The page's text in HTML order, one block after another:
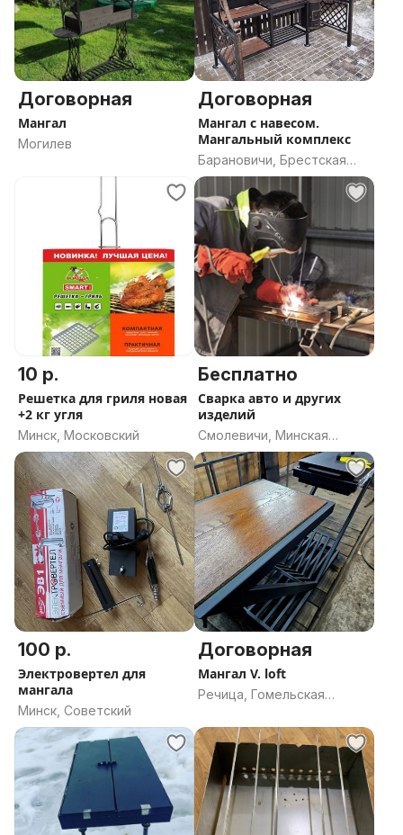
Договорная
Мангал
Могилев
Договорная
Мангал с навесом.
Мангальный комплекс
Барановичи, Брестская
область
10 р.
Решетка для гриля новая
+2 кг угля
Минск, Московский
Бесплатно
Сварка авто и других
изделий
Смолевичи, Минская
область
100 р.
Электровертел для
мангала
Минск, Советский
Договорная
Мангал V. loft
Речица, Гомельская